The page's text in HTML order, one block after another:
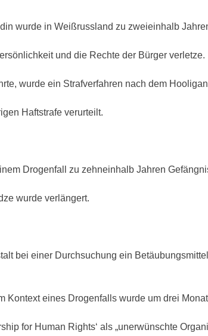
wurde in Weißrussland zu zweieinhalb
und die Rechte der Bürger verletze.
wurde ein Strafverfahren nach dem
Haftstrafe verurteilt.
Drogenfall zu zehneinhalb Jahren
wurde verlängert.
bei einer Durchsuchung ein
Kontext eines Drogenfalls wurde um drei
for Human Rights‘ als „unerwünschte